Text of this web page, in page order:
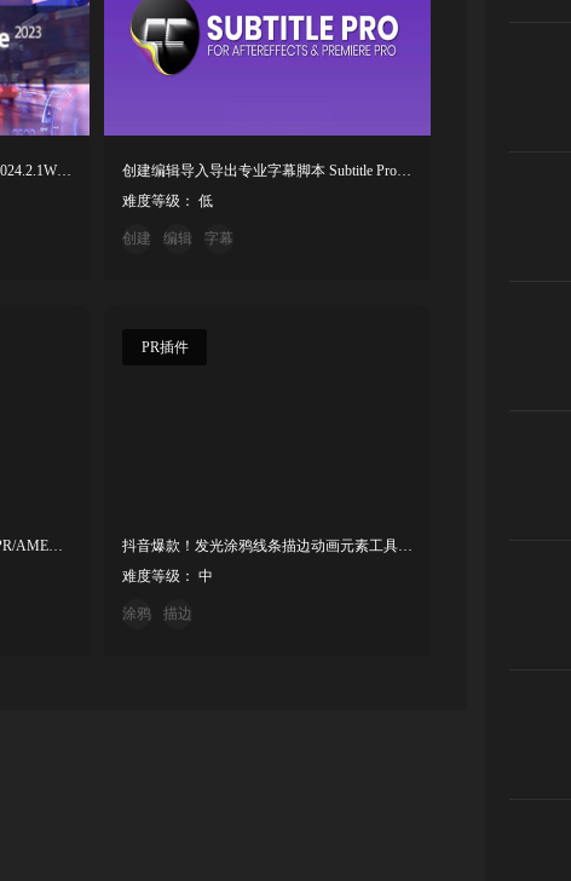
红巨人视觉特效和转场 Universe v2024.2.1WinMac
难度等级： 低
创建 编辑 字幕
Blackmagic RAW视频素材导入AE/PR/AME插件BRAW Studio
PR插件
难度等级： 中
涂鸦 描边